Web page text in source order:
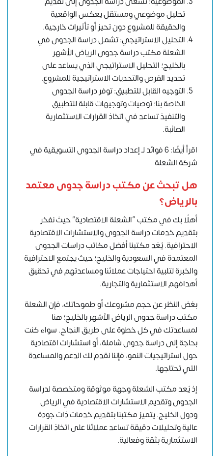
تحليل موضوعي ومستقل يعكس الواقعية
والحقيقة للمشروع دون تحيز أو تأثيرات خارجية.
التحليل الاستراتيجي: تشمل دراسة الجدوى في
الشعلة مكتب دراسة جدوى الرياض الأشهر
بالخليج؛ التحليل الاستراتيجي الذي يساعد على
تحديد الفرص والتحديات الاستراتيجية للمشروع.
التوجيه القابل للتطبيق: توفر دراسة الجدوى
الخاصة بنا؛ توصيات وتوجيهات قابلة للتطبيق
والتنفيذ تساعد في اتخاذ القرارات الاستثمارية
الصائبة.
اقرأ أيضًا: 6 فوائد لـ إعداد دراسة الجدوى التسويقية في
شركة الشعلة
هل تبحث عن مكتب دراسة جدوى معتمد
بالرياض؟
أهلًا بك في مكتب “الشعلة الاقتصادية” حيث نفخر
بتقديم خدمات دراسة الجدوى والاستشارات الاقتصادية
الاحترافية. يُعَد مكتبنا أفضل مكاتب دراسات الجدوى
المعتمدة في السعودية والخليج؛ حيث يجتمع الاحترافية
والخبرة لتلبية احتياجات عملائنا ومساعدتهم في تحقيق
أهدافهم الاستثمارية والتجارية.
بغض النظر عن حجم مشروعك أو طموحاتك، فإن الشعلة
مكتب دراسة جدوى الرياض الأشهر بالخليج؛ هنا
لمساعدتك في كل خطوة على طريق النجاح. سواء كنت
بحاجة إلى دراسة جدوى شاملة، أو استشارات اقتصادية
حول استراتيجيات النمو، فإننا نقدم لك الدعم والمساعدة
التي تحتاجها.
إذ يُعد مكتب الشعلة وجهة موثوقة ومتخصصة لدراسة
الجدوى وتقديم الاستشارات الاقتصادية في الرياض
ودول الخليج. يتميز مكتبنا بتقديم خدمات ذات جودة
عالية وتحليلات دقيقة تساعد عملائنا على اتخاذ القرارات
الاستثمارية بثقة وفعالية.